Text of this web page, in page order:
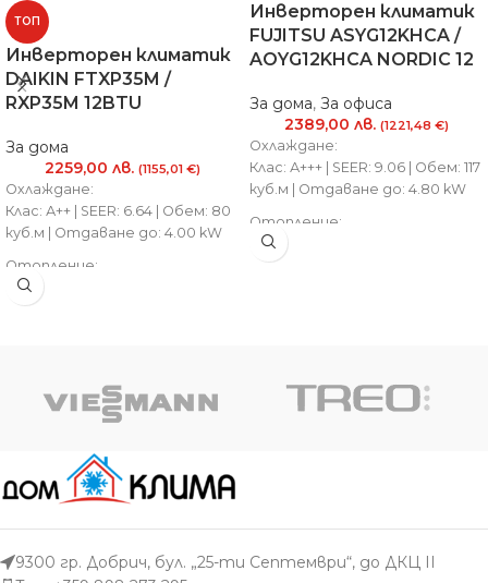
ТОП
Инверторен климатик
DAIKIN FTXP35M /
RXP35M 12BTU
За дома
2259,00 лв. (1155,01 €)
Охлаждане:
Клас: А++ | SEER: 6.64 | Обем: 80
куб.м | Отдаване до: 4.00 kW
Отопление:
Клас: А++ | SCOP: 4.64 | Обем: 70
куб.м | Отдаване до: 4.80 kW
Инверторен климатик
FUJITSU ASYG12KHCA /
AOYG12KHCA NORDIC 12
За дома, За офиса
2389,00 лв. (1221,48 €)
Охлаждане:
Клас: А+++ | SEER: 9.06 | Обем: 117
куб.м | Отдаване до: 4.80 kW
Отопление:
Клас: А+ ++| SCOP: 4.89 | Обем:
117 куб.м | Отдаване до: 7.40 kW
9300 гр. Добрич, бул. „25-ти Септември“, до ДКЦ II